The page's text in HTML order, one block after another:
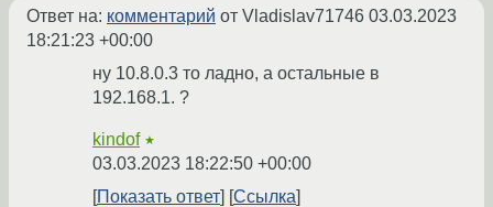
Ответ на: комментарий от Vladislav71746 03.03.2023
18:21:23 +00:00
ну 10.8.0.3 то ладно, а остальные в
192.168.1. ?
kindof ★
03.03.2023 18:22:50 +00:00
Показать ответ
Ссылка